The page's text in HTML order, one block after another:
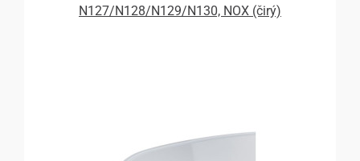
N127/N128/N129/N130, NOX (čirý)